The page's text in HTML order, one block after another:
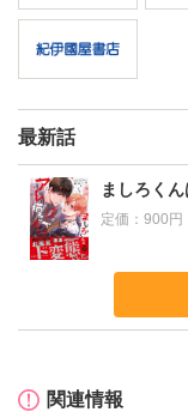
きたい！』に書き
最新話
ましろく
定価：900円
関連情報